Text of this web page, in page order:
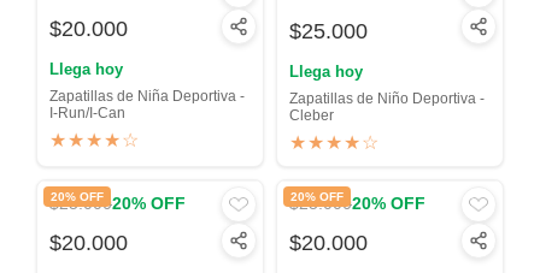
$20.000
Llega hoy
Zapatillas de Niña Deportiva -
I-Run/I-Can
★★★★☆
$25.000
Llega hoy
Zapatillas de Niño Deportiva -
Cleber
★★★★☆
20% OFF
$25.00020% OFF
$20.000
20% OFF
$25.00020% OFF
$20.000